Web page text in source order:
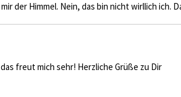
der Himmel. Nein, das bin nicht wirllich ich.
freut mich sehr! Herzliche Grüße zu Dir